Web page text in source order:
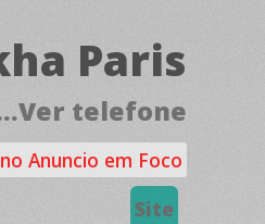
Paris
telefone
Anuncio em Foco
Site